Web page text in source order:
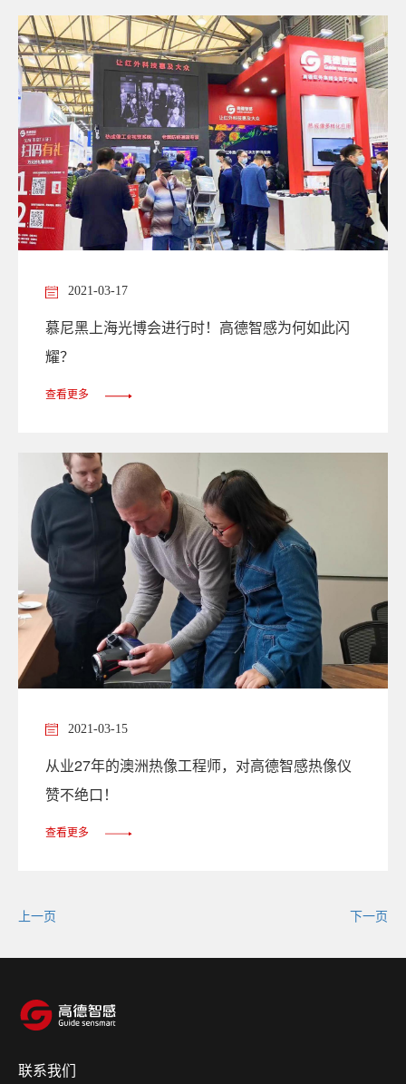
2021-03-17
慕尼黑上海光博会进行时！高德智感为何如此闪
耀？
查看更多
2021-03-15
从业27年的澳洲热像工程师，对高德智感热像仪
赞不绝口！
查看更多
上一页 下一页
联系我们